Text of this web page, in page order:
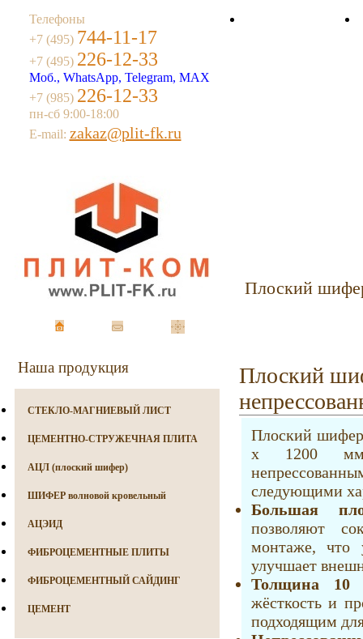
Телефоны
+7 (495) 744-11-17
+7 (495) 226-12-33
Моб., WhatsApp, Telegram, MAX
+7 (985) 226-12-33
пн-сб 9:00-18:00
E-mail: zakaz@plit-fk.ru
Плоский
Наша продукция
СТЕКЛО-МАГНИЕВЫЙ ЛИСТ
ЦЕМЕНТНО-СТРУЖЕЧНАЯ ПЛИТА
АЦЛ (плоский шифер)
ШИФЕР волновой кровельный
АЦЭИД
ФИБРОЦЕМЕНТНЫЕ ПЛИТЫ
ФИБРОЦЕМЕНТНЫЙ САЙДИНГ
ЦЕМЕНТ
Плоский
Плоский
х 1200 мм,
следующими
Большая
позволяют
монтаже, что
улучшает
Толщина 10
жёсткость и
подходящим